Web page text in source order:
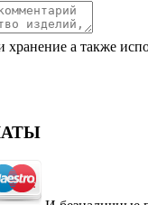
хранение а также